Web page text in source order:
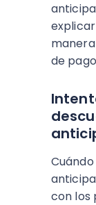
de
con los